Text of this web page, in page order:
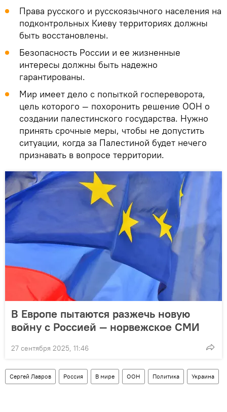
Права русского и русскоязычного населения на
подконтрольных Киеву территориях должны
быть восстановлены.
Безопасность России и ее жизненные
интересы должны быть надежно
гарантированы.
Мир имеет дело с попыткой госпереворота,
цель которого — похоронить решение ООН о
создании палестинского государства. Нужно
принять срочные меры, чтобы не допустить
ситуации, когда за Палестиной будет нечего
признавать в вопросе территории.
В Европе пытаются разжечь новую
войну с Россией — норвежское СМИ
27 сентября 2025, 11:46
Сергей Лавров Россия В мире ООН Политика Украина